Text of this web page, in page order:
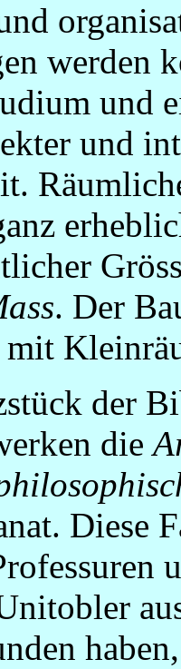
werden
und
und
. Der
mit
der
die
Diese